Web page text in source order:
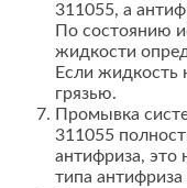
311055, а
По состоянию
жидкости
Если жидкость
грязью.
Промывка
311055
антифриза, это
типа антифриза